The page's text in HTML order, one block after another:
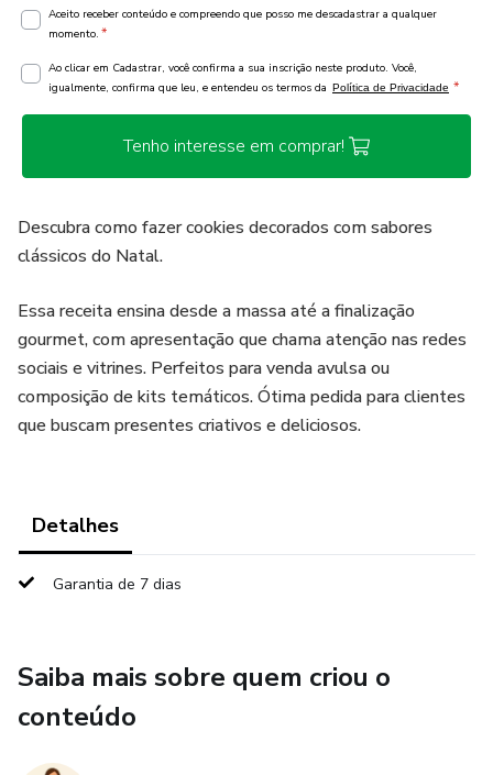
Aceito receber conteúdo e compreendo que posso me descadastrar a qualquer
momento. *
Ao clicar em Cadastrar, você confirma a sua inscrição neste produto. Você,
igualmente, confirma que leu, e entendeu os termos da Política de Privacidade *
Tenho interesse em comprar!
Descubra como fazer cookies decorados com sabores
clássicos do Natal.
Essa receita ensina desde a massa até a finalização
gourmet, com apresentação que chama atenção nas redes
sociais e vitrines. Perfeitos para venda avulsa ou
composição de kits temáticos. Ótima pedida para clientes
que buscam presentes criativos e deliciosos.
Detalhes
Garantia de 7 dias
Saiba mais sobre quem criou o
conteúdo